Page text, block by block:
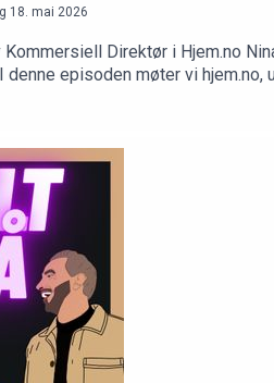
18. mai 2026
Kommersiell Direktør i Hjem.no
denne episoden møter vi
forandring, hvordan man bygger
og markedsføringsverktøy.Vi
vekst og